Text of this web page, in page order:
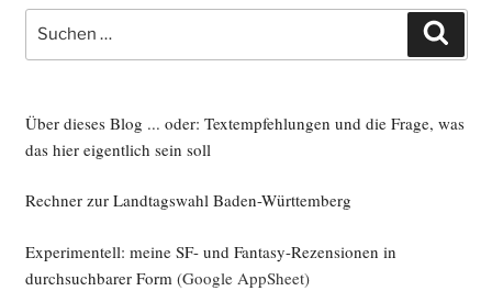
Suche
nach:
Über dieses Blog ... oder: Textempfehlungen und die Frage, was
das hier eigentlich sein soll
Rechner zur Landtagswahl Baden-Württemberg
Experimentell: meine SF- und Fantasy-Rezensionen in
durchsuchbarer Form (Google AppSheet)